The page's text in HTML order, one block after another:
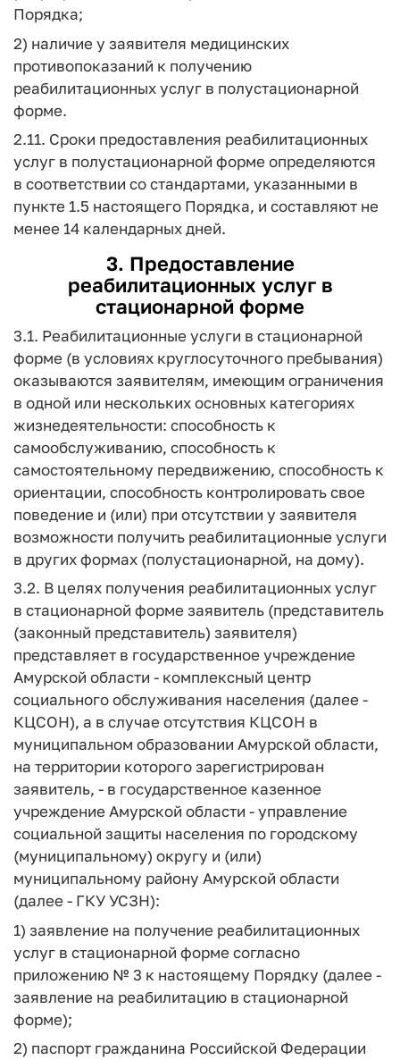
Порядка;
2) наличие у заявителя медицинских
противопоказаний к получению
реабилитационных услуг в полустационарной
форме.
2.11. Сроки предоставления реабилитационных
услуг в полустационарной форме определяются
в соответствии со стандартами, указанными в
пункте 1.5 настоящего Порядка, и составляют не
менее 14 календарных дней.
3. Предоставление
реабилитационных услуг в
стационарной форме
3.1. Реабилитационные услуги в стационарной
форме (в условиях круглосуточного пребывания)
оказываются заявителям, имеющим ограничения
в одной или нескольких основных категориях
жизнедеятельности: способность к
самообслуживанию, способность к
самостоятельному передвижению, способность к
ориентации, способность контролировать свое
поведение и (или) при отсутствии у заявителя
возможности получить реабилитационные услуги
в других формах (полустационарной, на дому).
3.2. В целях получения реабилитационных услуг
в стационарной форме заявитель (представитель
(законный представитель) заявителя)
представляет в государственное учреждение
Амурской области - комплексный центр
социального обслуживания населения (далее -
КЦСОН), а в случае отсутствия КЦСОН в
муниципальном образовании Амурской области,
на территории которого зарегистрирован
заявитель, - в государственное казенное
учреждение Амурской области - управление
социальной защиты населения по городскому
(муниципальному) округу и (или)
муниципальному району Амурской области
(далее - ГКУ УСЗН):
1) заявление на получение реабилитационных
услуг в стационарной форме согласно
приложению № 3 к настоящему Порядку (далее -
заявление на реабилитацию в стационарной
форме);
2) паспорт гражданина Российской Федерации